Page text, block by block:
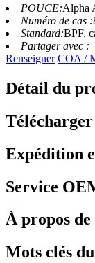
POUCE:Alpha
Numéro de cas :
Standard:BPF,
Partager avec :
Renseigner COA /
Détail du
Télécharger
Expédition
Service
À propos de
Mots clés